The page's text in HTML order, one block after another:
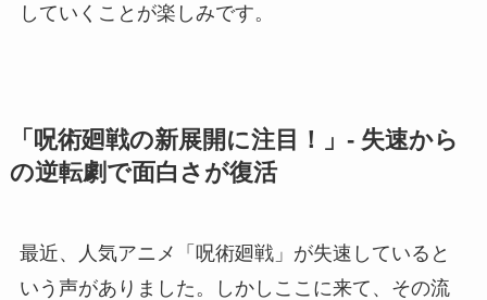
していくことが楽しみです。
「呪術廻戦の新展開に注目！」- 失速から
の逆転劇で面白さが復活
最近、人気アニメ「呪術廻戦」が失速していると
いう声がありました。しかしここに来て、その流